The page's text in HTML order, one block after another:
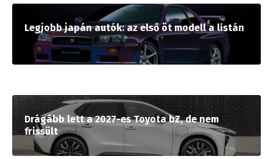
Legjobb japán autók: az első öt modell a listán
Drágább lett a 2027-es Toyota bZ, de nem
frissült